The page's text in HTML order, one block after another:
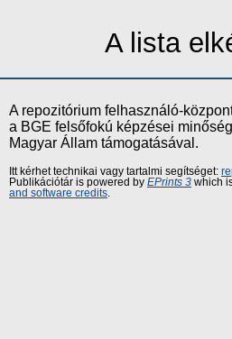
A lista
A repozitórium felhasználó-
a BGE felsőfokú képzései
Magyar Állam támogatásával.
Itt kérhet technikai vagy tartalmi segítséget:
Publikációtár is powered by EPrints 3 which
and software credits